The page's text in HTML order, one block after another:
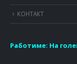
КОНТАКТ
Работиме: На